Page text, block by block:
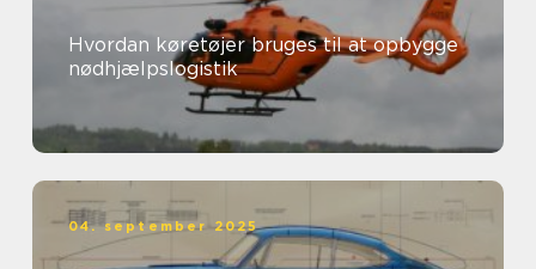
Hvordan køretøjer bruges til at opbygge
nødhjælpslogistik
04. september 2025